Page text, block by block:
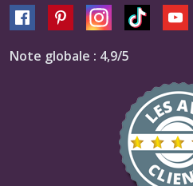
Note globale : 4,9/5